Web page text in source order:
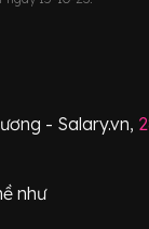
- Salary.vn,
như